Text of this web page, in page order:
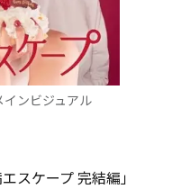
インビジュアル
スケープ 完結編」